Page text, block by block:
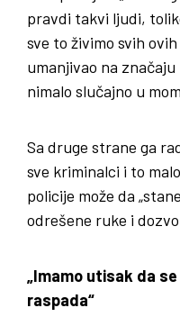
pravdi takvi ljudi,
sve to živimo svih
umanjivao na
nimalo slučajno u
Sa druge strane ga
sve kriminalci i to
policije može da
odrešene ruke i
„Imamo utisak da
raspada“